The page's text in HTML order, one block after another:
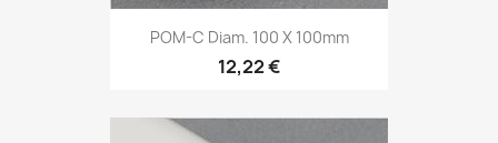
POM-C Diam. 100 X 100mm
12,22 €